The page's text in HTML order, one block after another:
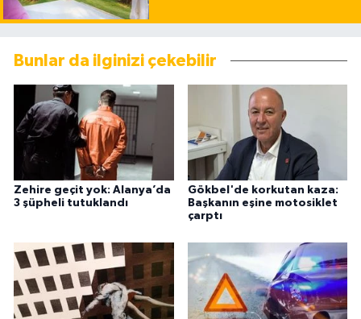
Bunlar da ilginizi çekebilir
Zehire geçit yok: Alanya’da
3 şüpheli tutuklandı
Gökbel'de korkutan kaza:
Başkanın eşine motosiklet
çarptı